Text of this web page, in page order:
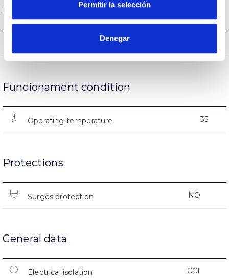
Permitir la selección
Denegar
Life
(L70B50>)50.000h
Funcionament condition
Operating temperature 35
Protections
Surges protection NO
General data
Electrical isolation CCI